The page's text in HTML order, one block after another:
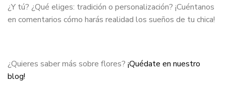
¿Y tú? ¿Qué eliges: tradición o personalización? ¡Cuéntanos
en comentarios cómo harás realidad los sueños de tu chica!
¿Quieres saber más sobre flores? ¡Quédate en nuestro
blog!